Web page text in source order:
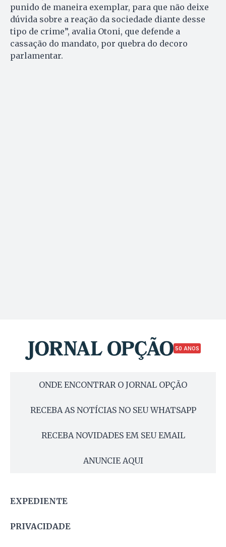
punido de maneira exemplar, para que não deixe
dúvida sobre a reação da sociedade diante desse
tipo de crime”, avalia Otoni, que defende a
cassação do mandato, por quebra do decoro
parlamentar.
50 ANOS
ONDE ENCONTRAR O JORNAL OPÇÃO
RECEBA AS NOTÍCIAS NO SEU WHATSAPP
RECEBA NOVIDADES EM SEU EMAIL
ANUNCIE AQUI
EXPEDIENTE
PRIVACIDADE